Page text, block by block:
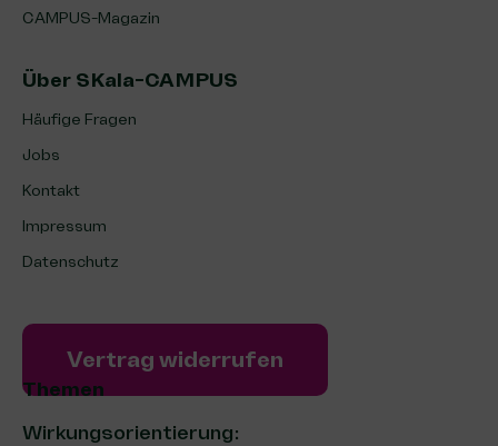
CAMPUS-Magazin
Über SKala-CAMPUS
Häufige Fragen
Jobs
Kontakt
Impressum
Datenschutz
Vertrag widerrufen
Themen
Wirkungsorientierung: